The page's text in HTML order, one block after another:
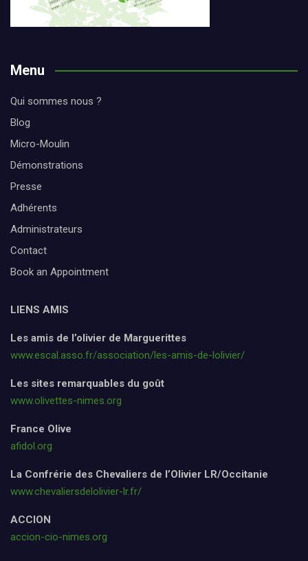
Menu
Qui sommes nous ?
Blog
Micro-Moulin
Démonstrations
Presse
Adhérents
Administrateurs
Contact
Book an Appointment
LIENS AMIS
Les amis de l’olivier de Marguerittes
www.escal.asso.fr/association/les-amis-de-lolivier/
Les sites remarquables du goût
www.olivettes-nimes.org
France Olive
afidol.org
La Confrérie des Chevaliers de l’Olivier LR/Occitanie
www.chevaliersdelolivier-lr.fr/
ACCION
accion-cio-nimes.org